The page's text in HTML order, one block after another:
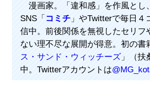
漫画家。「違和感」を作風とし
SNS「 コミチ」やTwitterで毎日４
信中。前後関係を無視したセリフ
ない理不尽な展開が得意。初の書
ス・サンド・ウィッチーズ」（扶
中。Twitterアカウントは